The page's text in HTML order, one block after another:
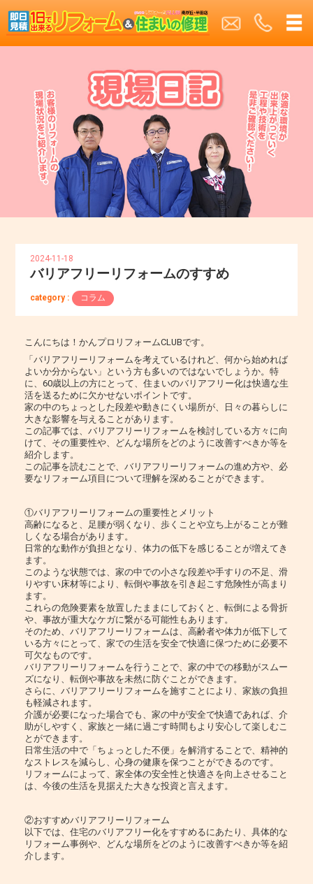
2024-11-18
バリアフリーリフォームのすすめ
category : コラム
こんにちは！かんプロリフォームCLUBです。
「バリアフリーリフォームを考えているけれど、何から始めれば
よいか分からない」という方も多いのではないでしょうか。特
に、60歳以上の方にとって、住まいのバリアフリー化は快適な生
活を送るために欠かせないポイントです。
家の中のちょっとした段差や動きにくい場所が、日々の暮らしに
大きな影響を与えることがあります。
この記事では、バリアフリーリフォームを検討している方々に向
けて、その重要性や、どんな場所をどのように改善すべきか等を
紹介します。
この記事を読むことで、バリアフリーリフォームの進め方や、必
要なリフォーム項目について理解を深めることができます。
①バリアフリーリフォームの重要性とメリット
高齢になると、足腰が弱くなり、歩くことや立ち上がることが難
しくなる場合があります。
日常的な動作が負担となり、体力の低下を感じることが増えてき
ます。
このような状態では、家の中での小さな段差や手すりの不足、滑
りやすい床材等により、転倒や事故を引き起こす危険性が高まり
ます。
これらの危険要素を放置したままにしておくと、転倒による骨折
や、事故が重大なケガに繋がる可能性もあります。
そのため、バリアフリーリフォームは、高齢者や体力が低下して
いる方々にとって、家での生活を安全で快適に保つために必要不
可欠なものです。
バリアフリーリフォームを行うことで、家の中での移動がスムー
ズになり、転倒や事故を未然に防ぐことができます。
さらに、バリアフリーリフォームを施すことにより、家族の負担
も軽減されます。
介護が必要になった場合でも、家の中が安全で快適であれば、介
助がしやすく、家族と一緒に過ごす時間もより安心して楽しむこ
とができます。
日常生活の中で「ちょっとした不便」を解消することで、精神的
なストレスを減らし、心身の健康を保つことができるのです。
リフォームによって、家全体の安全性と快適さを向上させること
は、今後の生活を見据えた大きな投資と言えます。
②おすすめバリアフリーリフォーム
以下では、住宅のバリアフリー化をすすめるにあたり、具体的な
リフォーム事例や、どんな場所をどのように改善すべきか等を紹
介します。